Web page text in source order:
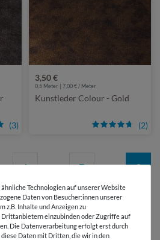
(3)
3,50 €
(2)
0,5 Meter | 7,00 € / Meter
Kunstleder Colour - Gold
6 7 8
Seite: 8 / 8
Technologien auf unserer Website
Daten von Besucher:innen unserer
z.B. Inhalte und Anzeigen zu
einzubinden oder Zugriffe auf
Die Datenverarbeitung erfolgt erst durch
Daten mit Dritten, die wir in den